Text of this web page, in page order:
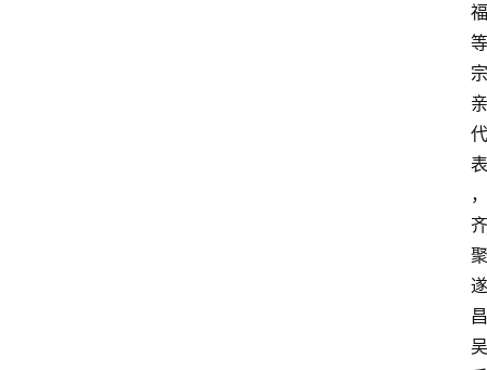
福
等
宗
亲
代
表
，
齐
聚
遂
昌
吴